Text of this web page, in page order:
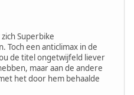
Superbike
Toch een anticlimax in de
de titel ongetwijfeld liever
maar aan de andere
het door hem behaalde